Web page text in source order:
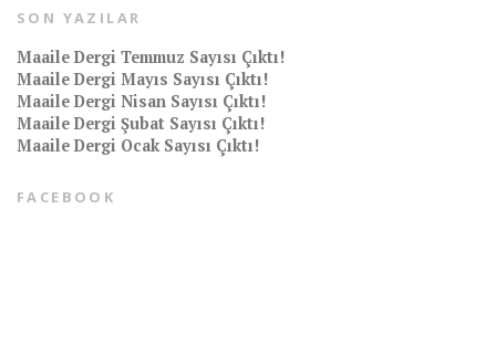
SON YAZILAR
Maaile Dergi Temmuz Sayısı Çıktı!
Maaile Dergi Mayıs Sayısı Çıktı!
Maaile Dergi Nisan Sayısı Çıktı!
Maaile Dergi Şubat Sayısı Çıktı!
Maaile Dergi Ocak Sayısı Çıktı!
FACEBOOK